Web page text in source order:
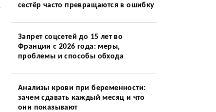
сестёр часто превращаются в ошибку
Запрет соцсетей до 15 лет во
Франции с 2026 года: меры,
проблемы и способы обхода
Анализы крови при беременности:
зачем сдавать каждый месяц и что
они показывают